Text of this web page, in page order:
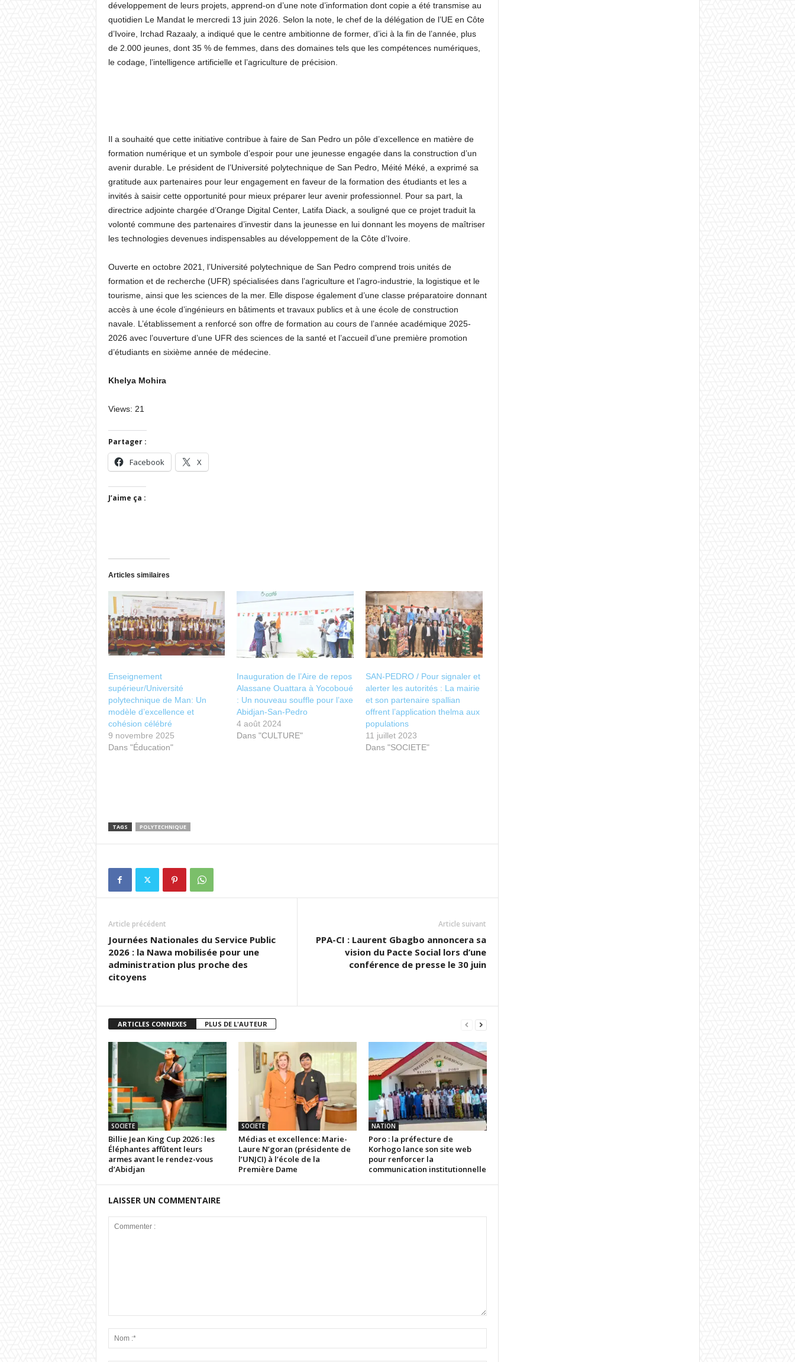
développement de leurs projets, apprend-on d’une note d’information dont copie a été transmise au
quotidien Le Mandat le mercredi 13 juin 2026. Selon la note, le chef de la délégation de l’UE en Côte
d’Ivoire, Irchad Razaaly, a indiqué que le centre ambitionne de former, d’ici à la fin de l’année, plus
de 2.000 jeunes, dont 35 % de femmes, dans des domaines tels que les compétences numériques,
le codage, l’intelligence artificielle et l’agriculture de précision.
Il a souhaité que cette initiative contribue à faire de San Pedro un pôle d’excellence en matière de
formation numérique et un symbole d’espoir pour une jeunesse engagée dans la construction d’un
avenir durable. Le président de l’Université polytechnique de San Pedro, Méité Méké, a exprimé sa
gratitude aux partenaires pour leur engagement en faveur de la formation des étudiants et les a
invités à saisir cette opportunité pour mieux préparer leur avenir professionnel. Pour sa part, la
directrice adjointe chargée d’Orange Digital Center, Latifa Diack, a souligné que ce projet traduit la
volonté commune des partenaires d’investir dans la jeunesse en lui donnant les moyens de maîtriser
les technologies devenues indispensables au développement de la Côte d’Ivoire.
Ouverte en octobre 2021, l’Université polytechnique de San Pedro comprend trois unités de
formation et de recherche (UFR) spécialisées dans l’agriculture et l’agro-industrie, la logistique et le
tourisme, ainsi que les sciences de la mer. Elle dispose également d’une classe préparatoire donnant
accès à une école d’ingénieurs en bâtiments et travaux publics et à une école de construction
navale. L’établissement a renforcé son offre de formation au cours de l’année académique 2025-
2026 avec l’ouverture d’une UFR des sciences de la santé et l’accueil d’une première promotion
d’étudiants en sixième année de médecine.
Khelya Mohira
Views: 21
Partager :
Facebook X
J’aime ça :
Articles similaires
Enseignement
supérieur/Université
polytechnique de Man: Un
modèle d’excellence et
cohésion célébré
9 novembre 2025
Dans "Éducation"
Inauguration de l’Aire de repos
Alassane Ouattara à Yocoboué
: Un nouveau souffle pour l’axe
Abidjan-San-Pedro
4 août 2024
Dans "CULTURE"
SAN-PEDRO / Pour signaler et
alerter les autorités : La mairie
et son partenaire spallian
offrent l’application thelma aux
populations
11 juillet 2023
Dans "SOCIETE"
TAGS POLYTECHNIQUE
Article précédent
Journées Nationales du Service Public
2026 : la Nawa mobilisée pour une
administration plus proche des
citoyens
Article suivant
PPA-CI : Laurent Gbagbo annoncera sa
vision du Pacte Social lors d’une
conférence de presse le 30 juin
ARTICLES CONNEXES PLUS DE L'AUTEUR
SOCIETE
Billie Jean King Cup 2026 : les
Éléphantes affûtent leurs
armes avant le rendez-vous
d’Abidjan
SOCIETE
Médias et excellence: Marie-
Laure N’goran (présidente de
l’UNJCI) à l’école de la
Première Dame
NATION
Poro : la préfecture de
Korhogo lance son site web
pour renforcer la
communication institutionnelle
LAISSER UN COMMENTAIRE